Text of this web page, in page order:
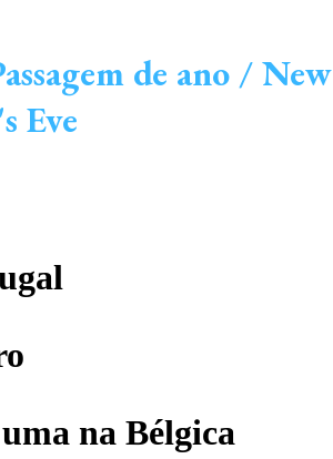
de ano / New
Eve
na Bélgica